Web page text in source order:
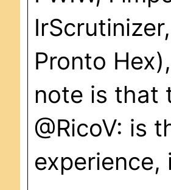
Pronto
note is that
@RicoV: is
experience,